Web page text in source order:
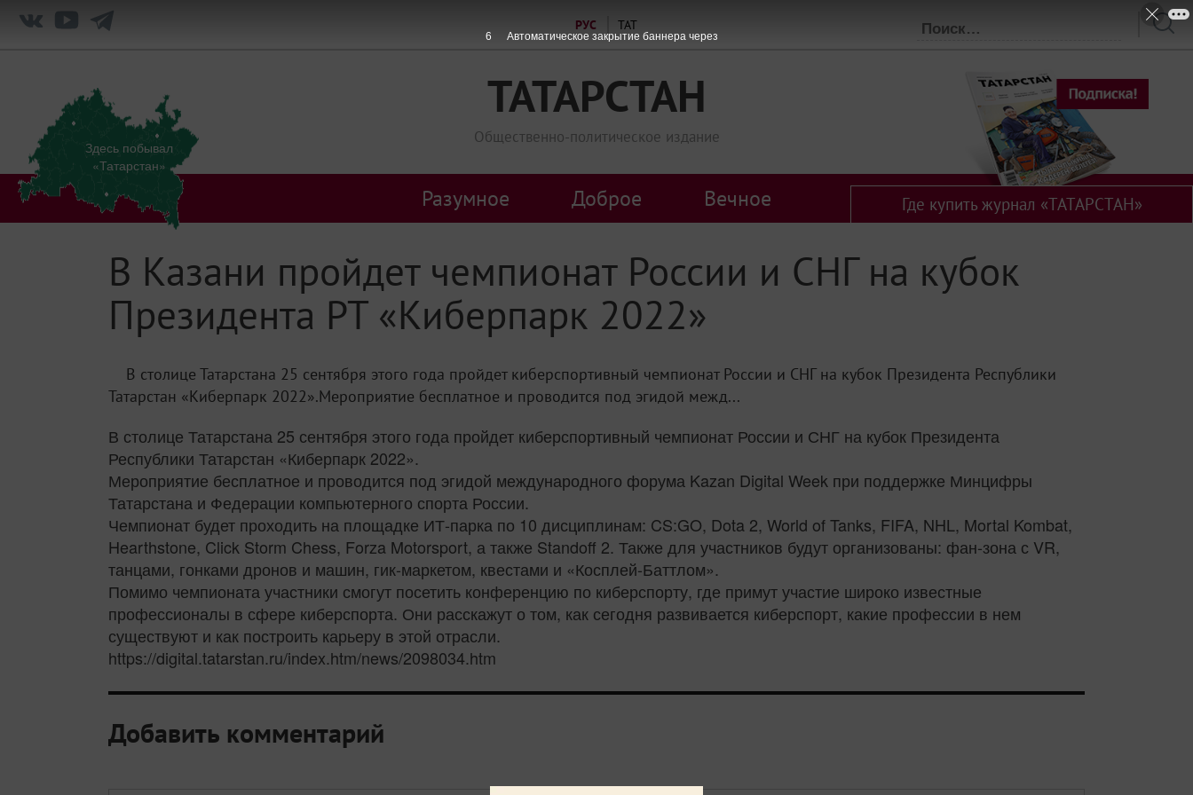
РУС ТАТ
ТАТАРСТАН
Общественно-политическое издание
Здесь побывал
«Татарстан»
Разумное Доброе Вечное Где купить журнал «ТАТАРСТАН»
В Казани пройдет чемпионат России и СНГ на кубок
Президента РТ «Киберпарк 2022»
В столице Татарстана 25 сентября этого года пройдет киберспортивный чемпионат России и СНГ на кубок Президента Республики
Татарстан «Киберпарк 2022».Мероприятие бесплатное и проводится под эгидой межд...
В столице Татарстана 25 сентября этого года пройдет киберспортивный чемпионат России и СНГ на кубок Президента
Республики Татарстан «Киберпарк 2022».
Мероприятие бесплатное и проводится под эгидой международного форума Kazan Digital Week при поддержке Минцифры
Татарстана и Федерации компьютерного спорта России.
Чемпионат будет проходить на площадке ИТ-парка по 10 дисциплинам: CS:GO, Dota 2, World of Tanks, FIFA, NHL, Mortal Kombat,
Hearthstone, Click Storm Chess, Forza Motorsport, а также Standoff 2. Также для участников будут организованы: фан-зона с VR,
танцами, гонками дронов и машин, гик-маркетом, квестами и «Косплей-Баттлом».
Помимо чемпионата участники смогут посетить конференцию по киберспорту, где примут участие широко известные
профессионалы в сфере киберспорта. Они расскажут о том, как сегодня развивается киберспорт, какие профессии в нем
существуют и как построить карьеру в этой отрасли.
https://digital.tatarstan.ru/index.htm/news/2098034.htm
Добавить комментарий
6 Автоматическое закрытие баннера через